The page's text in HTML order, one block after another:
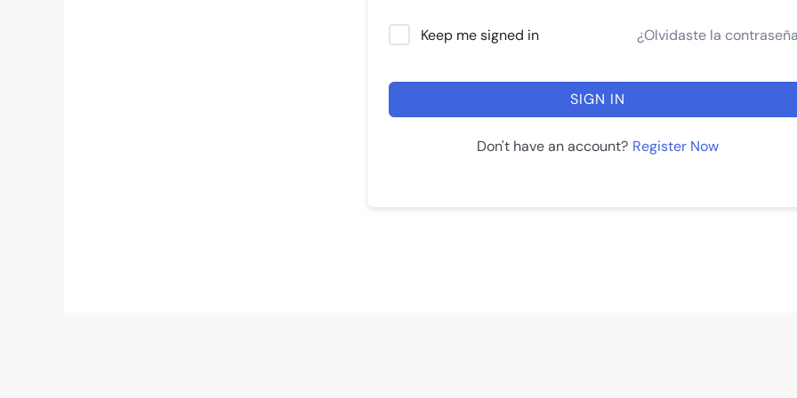
Keep me signed in ¿Olvidaste la
SIGN IN
Don't have an account? Register Now